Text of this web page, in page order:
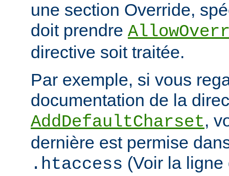
une section Override,
doit prendre
directive soit traitée.
Par exemple, si vous
documentation de la
AddDefaultCharset,
dernière est permise
.htaccess (Voir la